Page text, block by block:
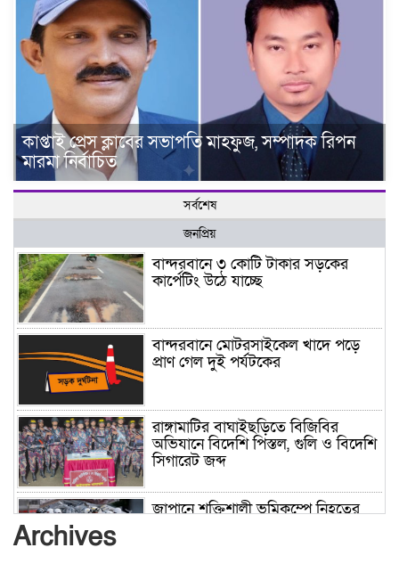
কাপ্তাই প্রেস ক্লাবের সভাপতি মাহফুজ, সম্পাদক রিপন
মারমা নির্বাচিত
সর্বশেষ
জনপ্রিয়
বান্দরবানে ৩ কোটি টাকার সড়কের
কার্পেটিং উঠে যাচ্ছে
বান্দরবানে মোটরসাইকেল খাদে পড়ে
প্রাণ গেল দুই পর্যটকের
রাঙ্গামাটির বাঘাইছড়িতে বিজিবির
অভিযানে বিদেশি পিস্তল, গুলি ও বিদেশি
সিগারেট জব্দ
জাপানে শক্তিশালী ভূমিকম্পে নিহতের
Archives